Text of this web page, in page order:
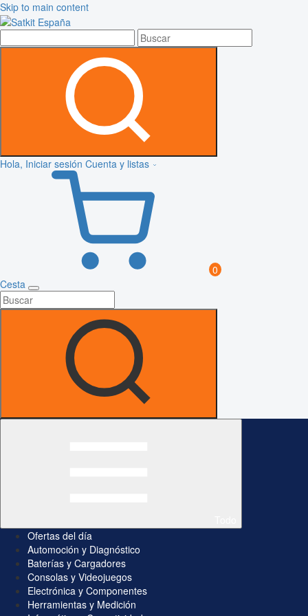
Skip to main content
Hola, Iniciar sesión Cuenta y listas
0
Cesta
Ofertas del día
Automoción y Diagnóstico
Baterías y Cargadores
Consolas y Videojuegos
Electrónica y Componentes
Herramientas y Medición